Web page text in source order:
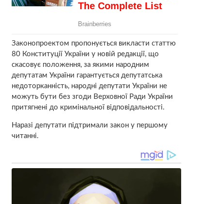
Законопроектом пропонується викласти статтю
80 Конституції України у новій редакції, що
скасовує положення, за якими народним
депутатам України гарантується депутатська
недоторканність, народні депутати України не
можуть бути без згоди Верховної Ради України
притягнені до кримінальної відповідальності.
Наразі депутати підтримали закон у першому
читанні.